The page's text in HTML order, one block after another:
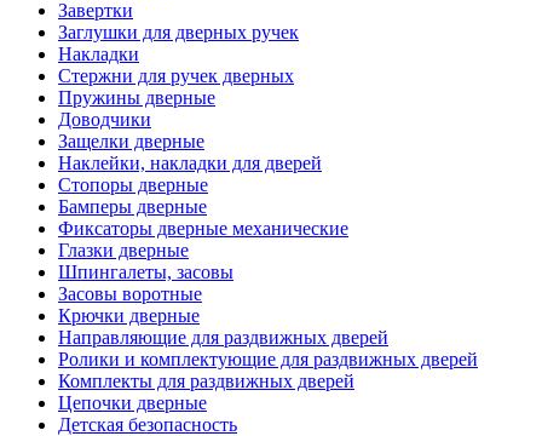
Завертки
Заглушки для дверных ручек
Накладки
Стержни для ручек дверных
Пружины дверные
Доводчики
Защелки дверные
Наклейки, накладки для дверей
Стопоры дверные
Бамперы дверные
Фиксаторы дверные механические
Глазки дверные
Шпингалеты, засовы
Засовы воротные
Крючки дверные
Направляющие для раздвижных дверей
Ролики и комплектующие для раздвижных дверей
Комплекты для раздвижных дверей
Цепочки дверные
Детская безопасность